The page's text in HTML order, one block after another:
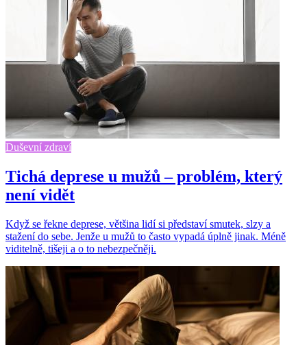
Duševní zdraví
Tichá deprese u mužů – problém, který
není vidět
Když se řekne deprese, většina lidí si představí smutek, slzy a
stažení do sebe. Jenže u mužů to často vypadá úplně jinak. Méně
viditelně, tišeji a o to nebezpečněji.